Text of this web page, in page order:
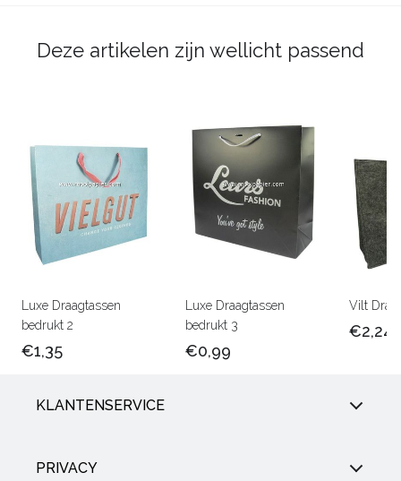
Deze artikelen zijn wellicht passend
Luxe Draagtassen
bedrukt 2
€1,35
Luxe Draagtassen
bedrukt 3
€0,99
Vilt
€2,24
KLANTENSERVICE
PRIVACY